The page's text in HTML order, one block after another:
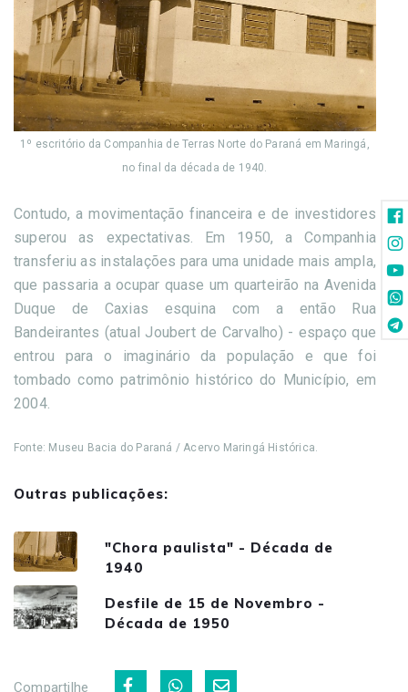
1º escritório da Companhia de Terras Norte do Paraná em Maringá,
no final da década de 1940.
Contudo, a movimentação financeira e de investidores
superou as expectativas. Em 1950, a Companhia
transferiu as instalações para uma unidade mais ampla,
que passaria a ocupar quase um quarteirão na Avenida
Duque de Caxias esquina com a então Rua
Bandeirantes (atual Joubert de Carvalho) - espaço que
entrou para o imaginário da população e que foi
tombado como patrimônio histórico do Município, em
2004.
Fonte: Museu Bacia do Paraná / Acervo Maringá Histórica.
Outras publicações:
"Chora paulista" - Década de
1940
Desfile de 15 de Novembro -
Década de 1950
Compartilhe